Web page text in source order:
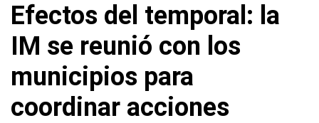
Efectos del temporal: la
IM se reunió con los
municipios para
coordinar acciones